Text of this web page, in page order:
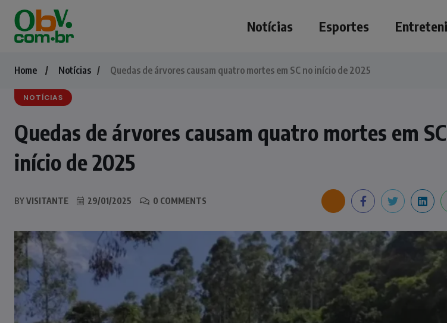
Notícias Esportes
Home Notícias Quedas de árvores causam quatro mortes em SC no início de 2025
NOTÍCIAS
Quedas de árvores causam quatro mortes em
início de 2025
BYVISITANTE 29/01/2025 0 COMMENTS
NOTÍCIAS
Casal de idosos fica ferido após
veículo capotar em Pouso Redondo
07/08/2026